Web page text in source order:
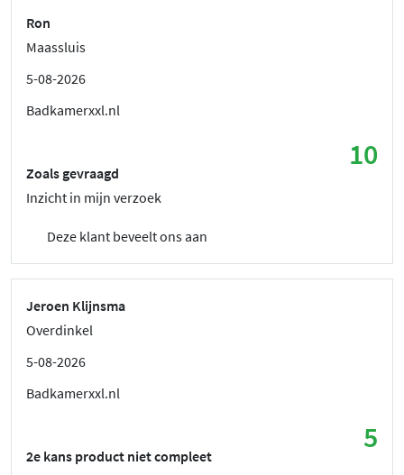
Ron
Maassluis
5-08-2026
Badkamerxxl.nl
10
Zoals gevraagd
Inzicht in mijn verzoek
Deze klant beveelt ons aan
Jeroen Klijnsma
Overdinkel
5-08-2026
Badkamerxxl.nl
5
2e kans product niet compleet